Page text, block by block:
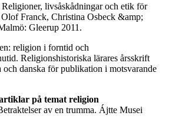
livsåskådningar och etik för
Franck, Christina Osbeck &amp;
Gleerup 2011.
religion i forntid och
Religionshistoriska lärares årsskrift
och danska för publikation i motsvarande
på temat religion
av en trumma. Ájtte Musei